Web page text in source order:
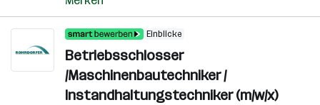
Einblicke
Betriebsschlosser
/Maschinenbautechniker /
Instandhaltungstechniker (m/w/x)